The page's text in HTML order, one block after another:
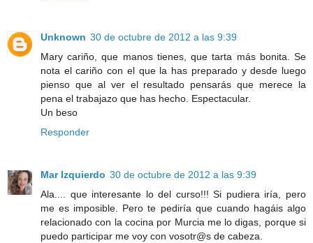
Unknown 30 de octubre de 2012 a las 9:39
Mary cariño, que manos tienes, que tarta más bonita. Se
nota el cariño con el que la has preparado y desde luego
pienso que al ver el resultado pensarás que merece la
pena el trabajazo que has hecho. Espectacular.
Un beso
Responder
Mar Izquierdo 30 de octubre de 2012 a las 9:39
Ala.... que interesante lo del curso!!! Si pudiera iría, pero
me es imposible. Pero te pediría que cuando hagáis algo
relacionado con la cocina por Murcia me lo digas, porque si
puedo participar me voy con vosotr@s de cabeza.